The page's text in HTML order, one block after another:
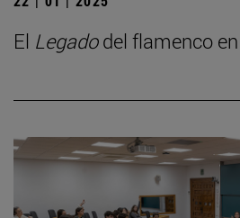
El Legadodel flamenco